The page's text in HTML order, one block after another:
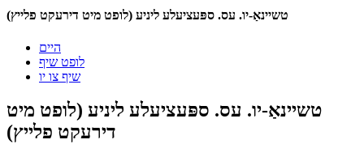
טשיינאַ-יו. עס. ספּעציעלע ליניע (לופט מיט דירעקט פלייץ)
היים
לופט שיף
שיף צו יו
טשיינאַ-יו. עס. ספּעציעלע ליניע (לופט מיט
דירעקט פלייץ)